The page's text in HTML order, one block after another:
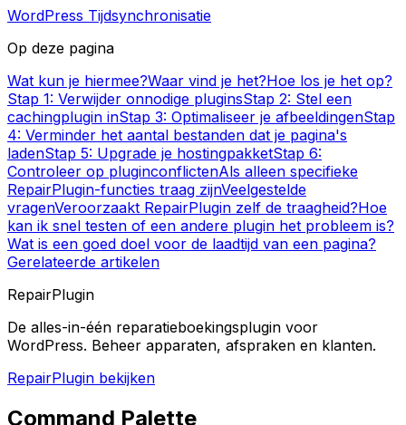
WordPress Tijdsynchronisatie
Op deze pagina
Wat kun je hiermee?Waar vind je het?Hoe los je het op?
Stap 1: Verwijder onnodige pluginsStap 2: Stel een
cachingplugin inStap 3: Optimaliseer je afbeeldingenStap
4: Verminder het aantal bestanden dat je pagina's
ladenStap 5: Upgrade je hostingpakketStap 6:
Controleer op pluginconflictenAls alleen specifieke
RepairPlugin-functies traag zijnVeelgestelde
vragenVeroorzaakt RepairPlugin zelf de traagheid?Hoe
kan ik snel testen of een andere plugin het probleem is?
Wat is een goed doel voor de laadtijd van een pagina?
Gerelateerde artikelen
RepairPlugin
De alles-in-één reparatieboekingsplugin voor
WordPress. Beheer apparaten, afspraken en klanten.
RepairPlugin bekijken
Command Palette